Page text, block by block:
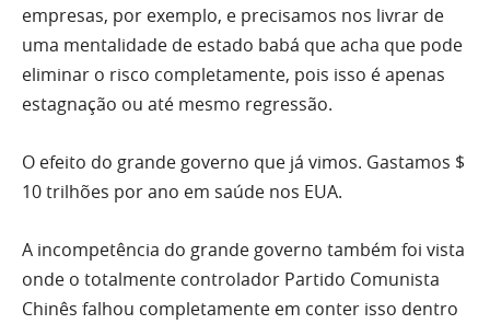
empresas, por exemplo, e precisamos nos livrar de
uma mentalidade de estado babá que acha que pode
eliminar o risco completamente, pois isso é apenas
estagnação ou até mesmo regressão.
O efeito do grande governo que já vimos. Gastamos $
10 trilhões por ano em saúde nos EUA.
A incompetência do grande governo também foi vista
onde o totalmente controlador Partido Comunista
Chinês falhou completamente em conter isso dentro